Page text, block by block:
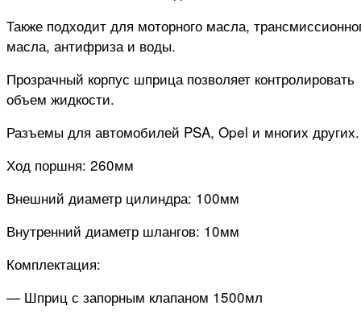
Также подходит для моторного масла,
масла, антифриза и воды.
Прозрачный корпус шприца позволяет контролировать
объем жидкости.
Разъемы для автомобилей PSA, Opel и многих других.
Ход поршня: 260мм
Внешний диаметр цилиндра: 100мм
Внутренний диаметр шлангов: 10мм
Комплектация:
— Шприц с запорным клапаном 1500мл